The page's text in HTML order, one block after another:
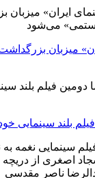
میزبان
بلند سینمایی